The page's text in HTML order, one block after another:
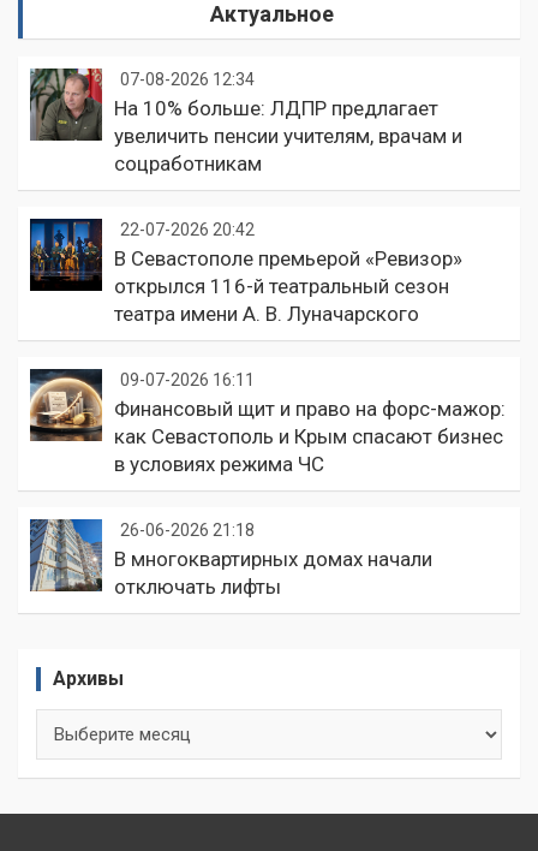
Актуальное
07-08-2026 12:34
На 10% больше: ЛДПР предлагает
увеличить пенсии учителям, врачам и
соцработникам
22-07-2026 20:42
В Севастополе премьерой «Ревизор»
открылся 116-й театральный сезон
театра имени А. В. Луначарского
09-07-2026 16:11
Финансовый щит и право на форс-мажор:
как Севастополь и Крым спасают бизнес
в условиях режима ЧС
26-06-2026 21:18
В многоквартирных домах начали
отключать лифты
Архивы